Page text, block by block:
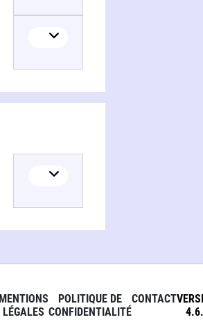
MENTIONS
LÉGALES
POLITIQUE DE
CONFIDENTIALITÉ
CONTACT